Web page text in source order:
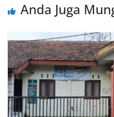
Anda Juga